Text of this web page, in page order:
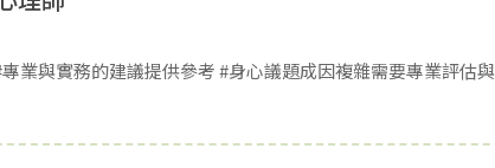
業與實務的建議提供參考 #身心議題成因複雜需要專業評估